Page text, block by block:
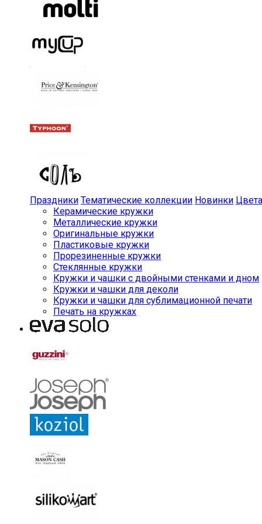
Праздники Тематические коллекции Новинки Цвета
Керамические кружки
Металлические кружки
Оригинальные кружки
Пластиковые кружки
Прорезиненные кружки
Стеклянные кружки
Кружки и чашки с двойными стенками и дном
Кружки и чашки для деколи
Кружки и чашки для сублимационной печати
Печать на кружках